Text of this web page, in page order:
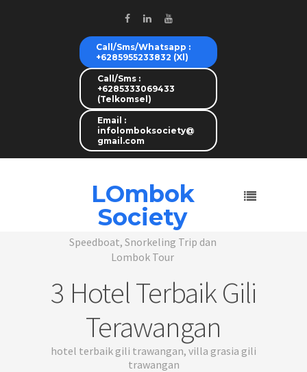
Call/Sms/Whatsapp :
+6285955233832 (Xl)
Call/Sms :
+6285333069433
(Telkomsel)
Email :
infolomboksociety@
gmail.com
LOmbok
Society
Speedboat, Snorkeling Trip dan
Lombok Tour
3 Hotel Terbaik Gili
Terawangan
hotel terbaik gili trawangan, villa grasia gili
trawangan